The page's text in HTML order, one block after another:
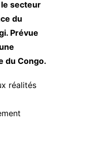
le secteur
du
Prévue
du Congo.
réalités